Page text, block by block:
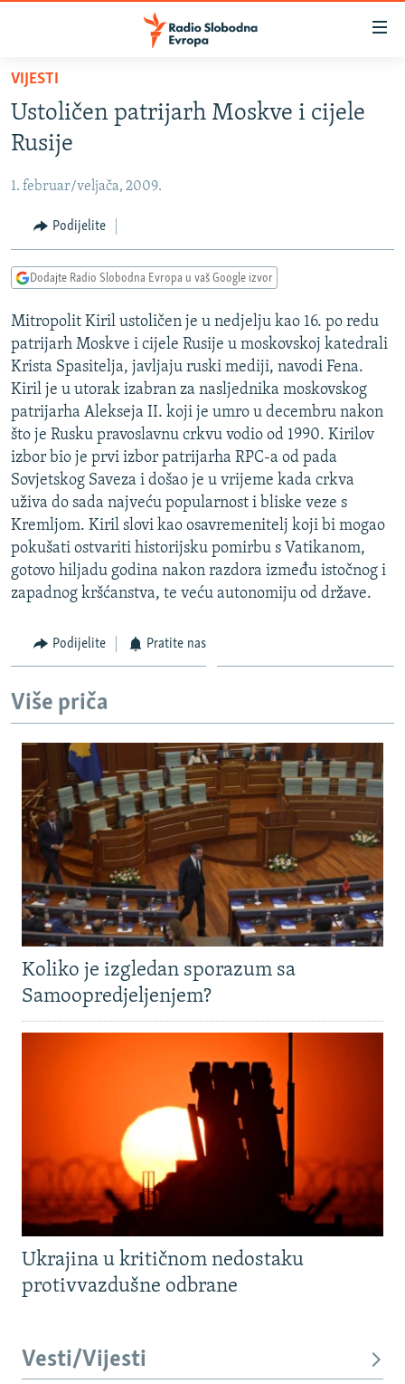
Pređite
glavni
sadržaj
na
navigaciju
Pređite
na
VIJESTI
BOSNA I HERCEGOVINA
SRBIJA
KOSOVO
CRNA GORA
VIDEO
FOTOGALERIJE
INFOGRAFIKE
PODCASTI
RAT U UKRAJINI
KINA NA BALKANU
RSE PRIČE IZ SVIJETA
ISPRIČAJ MI
DNEVNO@RSE
SPECIJALI RSE
VIŠE OD NASLOVA
GENOCID U SREBRENICI
POPLAVE I KLIZIŠTA U BIH 2024.
POST SCRIPTUM
TRI DECENIJE OD RATA U BIH
SVE KARTE DEJTONA
NASTANAK I RASPAD JUGOSLAVIJE
PRATITE NAS
VIJESTI
Ustoličen patrijarh Moskve i cijele
Rusije
1. februar/veljača, 2009.
Podijelite
Dodajte Radio Slobodna Evropa u vaš Google izvor
Mitropolit Kiril ustoličen je u nedjelju kao 16. po redu
patrijarh Moskve i cijele Rusije u moskovskoj katedrali
Krista Spasitelja, javljaju ruski mediji, navodi Fena.
Kiril je u utorak izabran za nasljednika moskovskog
patrijarha Alekseja II. koji je umro u decembru nakon
što je Rusku pravoslavnu crkvu vodio od 1990. Kirilov
izbor bio je prvi izbor patrijarha RPC-a od pada
Sovjetskog Saveza i došao je u vrijeme kada crkva
uživa do sada najveću popularnost i bliske veze s
Kremljom. Kiril slovi kao osavremenitelj koji bi mogao
pokušati ostvariti historijsku pomirbu s Vatikanom,
gotovo hiljadu godina nakon razdora između istočnog i
zapadnog kršćanstva, te veću autonomiju od države.
Podijelite Pratite nas
Više priča
Koliko je izgledan sporazum sa
Samoopredjeljenjem?
Ukrajina u kritičnom nedostaku
protivvazdušne odbrane
Vesti/Vijesti